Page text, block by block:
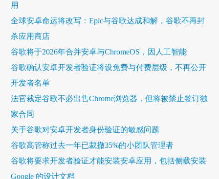
用
全球安卓命运将改写：Epic与谷歌达成和解，谷歌不再封
杀应用商店
谷歌将于2026年合并安卓与ChromeOS，因人工智能
谷歌确认安卓开发者验证将设免费与付费层级，不再公开
开发者名单
法官裁定谷歌不必出售Chrome浏览器，但将被禁止签订独
家合同
关于谷歌对安卓开发者身份验证的敏感问题
谷歌高管称过去一年已裁撤35%的小团队管理者
谷歌将要求开发者验证才能安装安卓应用，包括侧载安装
Google 的设计文档